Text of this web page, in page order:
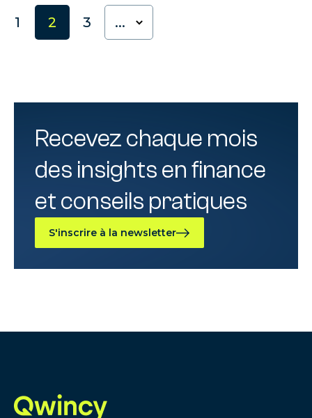
1 2 3 ...
Recevez chaque mois
des insights en finance
et conseils pratiques
S'inscrire à la newsletter